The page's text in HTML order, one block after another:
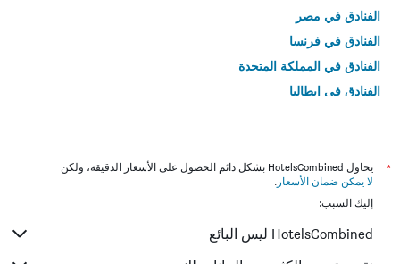
الفنادق في مصر
الفنادق في فرنسا
الفنادق في المملكة المتحدة
الفنادق في إيطاليا
*
يحاول HotelsCombined بشكل دائم الحصول على الأسعار الدقيقة، ولكن
لا يمكن ضمان الأسعار .
إليك السبب:
HotelsCombined ليس البائع